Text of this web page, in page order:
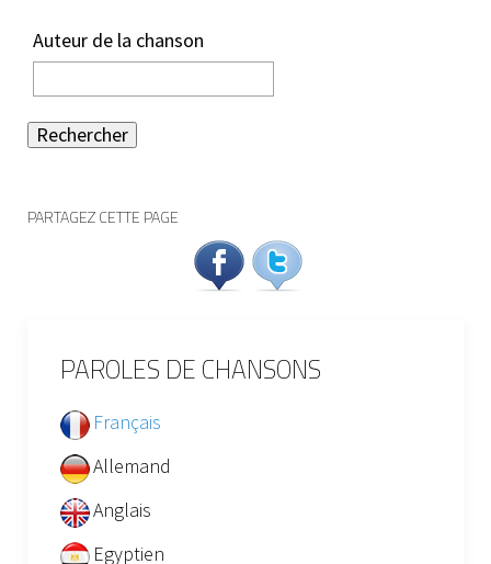
Auteur de la chanson
Rechercher
PARTAGEZ CETTE PAGE
PAROLES DE CHANSONS
Français
Allemand
Anglais
Egyptien